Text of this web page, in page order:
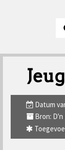
Datum
Bron: D'n